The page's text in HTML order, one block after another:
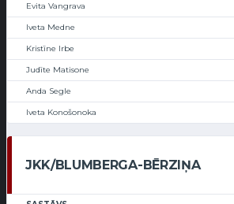
Evita Vangrava
Iveta Medne
Kristīne Irbe
Judīte Matisone
Anda Segle
Iveta Konošonoka
JKK/BLUMBERGA-BĒRZIŅA